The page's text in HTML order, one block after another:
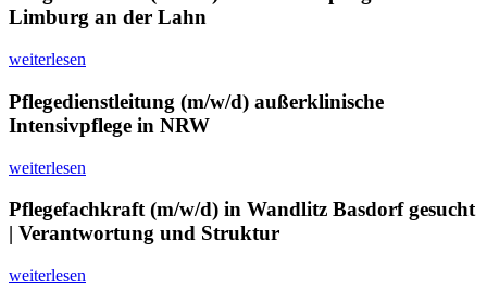
Limburg an der Lahn
weiterlesen
Pflegedienstleitung (m/w/d) außerklinische
Intensivpflege in NRW
weiterlesen
Pflegefachkraft (m/w/d) in Wandlitz Basdorf gesucht
| Verantwortung und Struktur
weiterlesen